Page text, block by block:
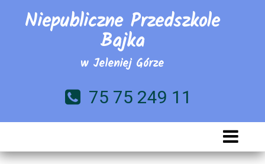
Niepubliczne Przedszkole
Bajka
w Jeleniej Górze
75 75 249 11